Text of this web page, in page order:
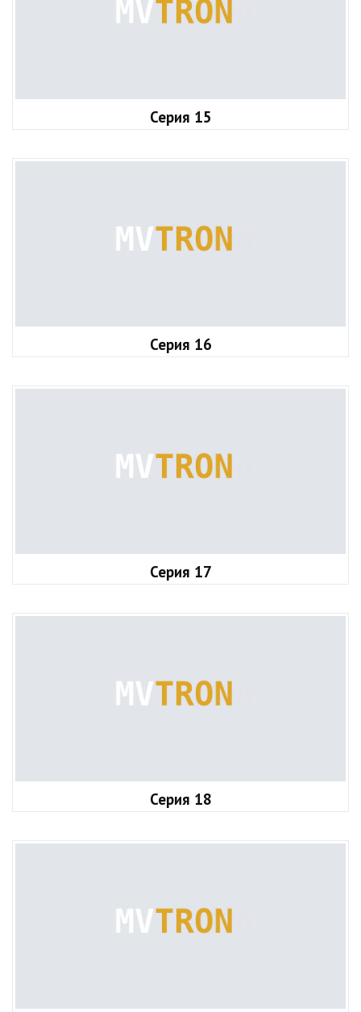
Серия 15
Серия 16
Серия 17
Серия 18